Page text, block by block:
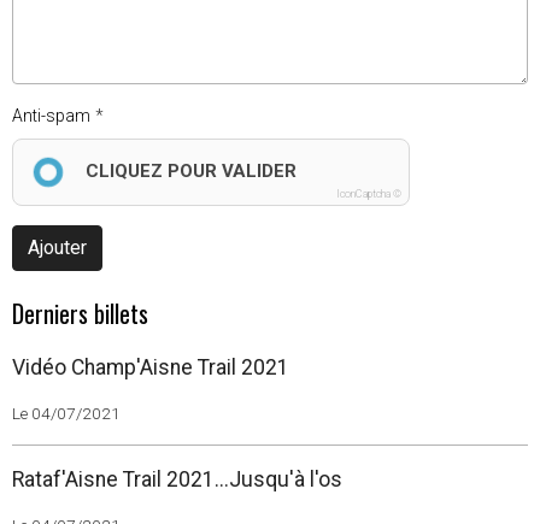
Anti-spam
CLIQUEZ POUR VALIDER
IconCaptcha ©
Ajouter
Derniers billets
Vidéo Champ'Aisne Trail 2021
Le 04/07/2021
Rataf'Aisne Trail 2021...Jusqu'à l'os